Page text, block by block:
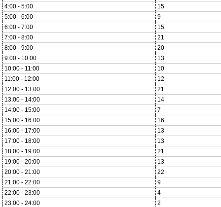
4:00 - 5:00
15
5:00 - 6:00
9
6:00 - 7:00
15
7:00 - 8:00
21
8:00 - 9:00
20
9:00 - 10:00
13
10:00 - 11:00
10
11:00 - 12:00
12
12:00 - 13:00
21
13:00 - 14:00
14
14:00 - 15:00
7
15:00 - 16:00
16
16:00 - 17:00
13
17:00 - 18:00
13
18:00 - 19:00
21
19:00 - 20:00
13
20:00 - 21:00
22
21:00 - 22:00
9
22:00 - 23:00
4
23:00 - 24:00
2